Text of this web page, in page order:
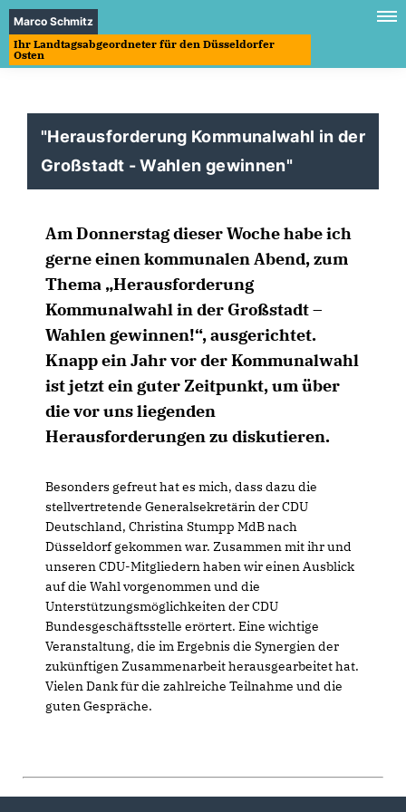
Marco Schmitz
Ihr Landtagsabgeordneter für den Düsseldorfer
Osten
"Herausforderung Kommunalwahl in der
Großstadt - Wahlen gewinnen"
Am Donnerstag dieser Woche habe ich
gerne einen kommunalen Abend, zum
Thema „Herausforderung
Kommunalwahl in der Großstadt –
Wahlen gewinnen!“, ausgerichtet.
Knapp ein Jahr vor der Kommunalwahl
ist jetzt ein guter Zeitpunkt, um über
die vor uns liegenden
Herausforderungen zu diskutieren.
Besonders gefreut hat es mich, dass dazu die
stellvertretende Generalsekretärin der CDU
Deutschland, Christina Stumpp MdB nach
Düsseldorf gekommen war. Zusammen mit ihr und
unseren CDU-Mitgliedern haben wir einen Ausblick
auf die Wahl vorgenommen und die
Unterstützungsmöglichkeiten der CDU
Bundesgeschäftsstelle erörtert. Eine wichtige
Veranstaltung, die im Ergebnis die Synergien der
zukünftigen Zusammenarbeit herausgearbeitet hat.
Vielen Dank für die zahlreiche Teilnahme und die
guten Gespräche.